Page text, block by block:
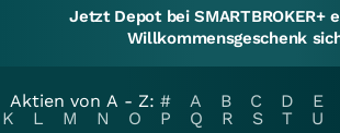
Jetzt Depot bei SMARTBROKER+
Willkommensgeschenk
Aktien von A - Z: # A B C D E
K
L M N O P Q R S T U